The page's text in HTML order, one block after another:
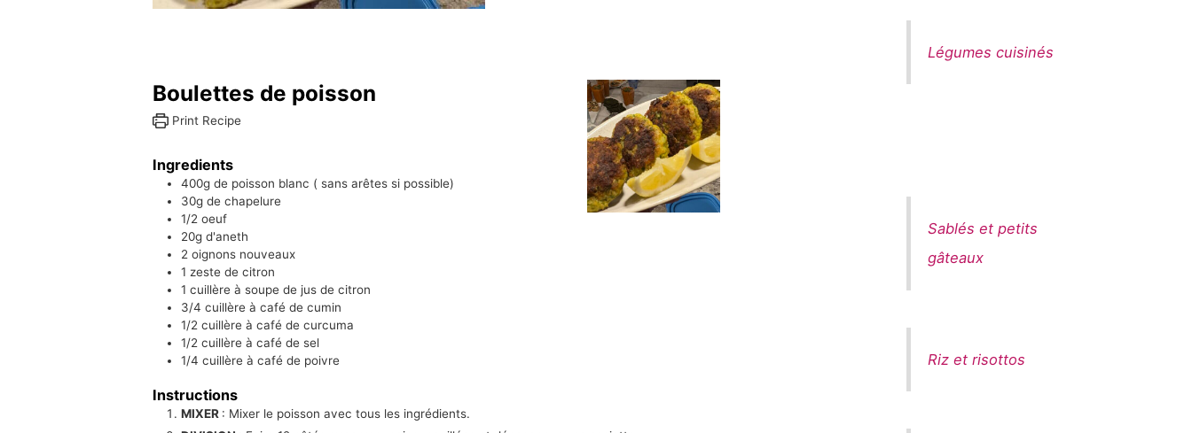
Boulettes de poisson
Print Recipe
Ingredients
400g de poisson blanc ( sans arêtes si possible)
30g de chapelure
1/2 oeuf
20g d'aneth
2 oignons nouveaux
1 zeste de citron
1 cuillère à soupe de jus de citron
3/4 cuillère à café de cumin
1/2 cuillère à café de curcuma
1/2 cuillère à caféde sel
1/4 cuillère à café de poivre
Instructions
MIXER : Mixer le poisson avec tous les ingrédients.
Légumes cuisinés
Sablés et petits
gâteaux
Riz et risottos